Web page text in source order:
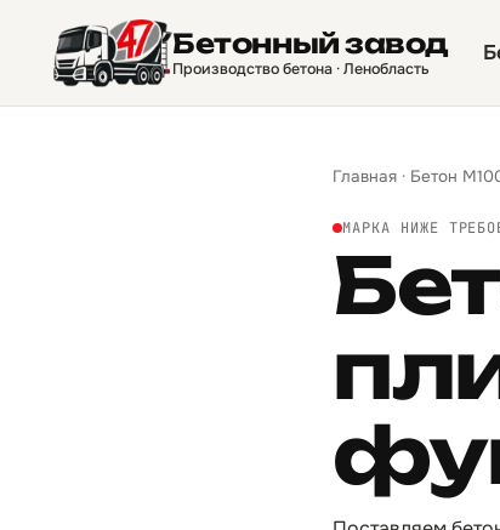
Бетонный завод
Производство бетона · Ленобласть
Главная · Бетон
МАРКА НИЖЕ